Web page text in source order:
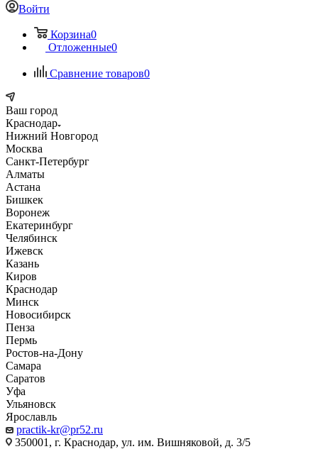
Войти
Корзина0
Отложенные0
Сравнение товаров0
Ваш город
Краснодар
Нижний Новгород
Москва
Санкт-Петербург
Алматы
Астана
Бишкек
Воронеж
Екатеринбург
Челябинск
Ижевск
Казань
Киров
Краснодар
Минск
Новосибирск
Пенза
Пермь
Ростов-на-Дону
Самара
Саратов
Уфа
Ульяновск
Ярославль
practik-kr@pr52.ru
350001, г. Краснодар, ул. им. Вишняковой, д. 3/5